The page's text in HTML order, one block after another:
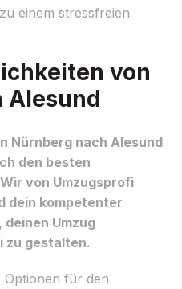
einem stressfreien
von
Alesund
Nürnberg nach Alesund
den besten
von Umzugsprofi
dein kompetenter
Umzug
zu gestalten.
Optionen für den